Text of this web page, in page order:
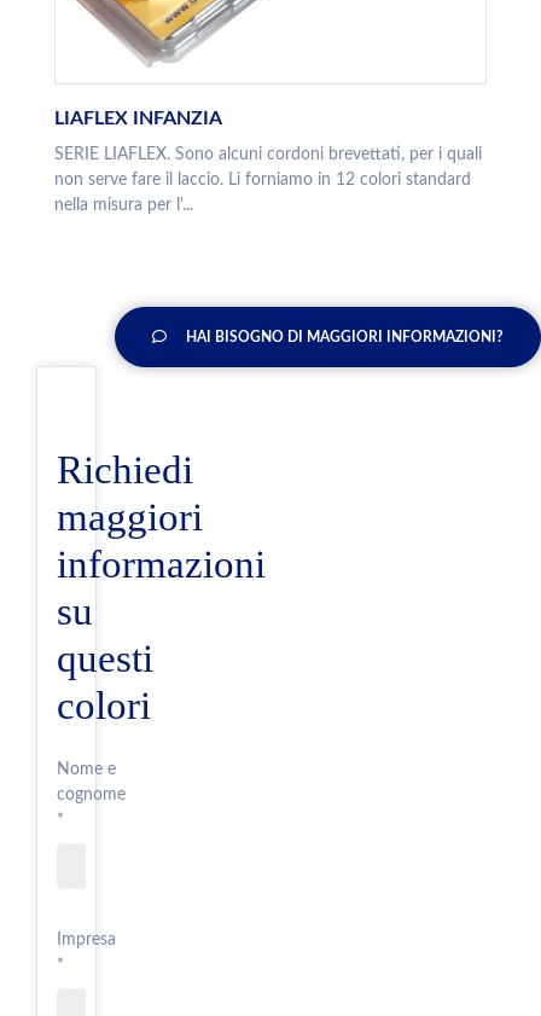
LIAFLEX INFANZIA
SERIE LIAFLEX. Sono alcuni cordoni brevettati, per i quali
non serve fare il laccio. Li forniamo in 12 colori standard
nella misura per l'...
HAI BISOGNO DI MAGGIORI INFORMAZIONI?
Richiedi
maggiori
informazioni
su
questi
colori
Nome e
cognome
*
Impresa
*